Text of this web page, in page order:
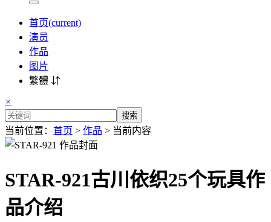
首页(current)
演员
作品
图片
繁體 ⇵
×
搜索
当前位置： 首页 > 作品 > 当前内容
STAR-921古川依织25个玩具作
品介绍